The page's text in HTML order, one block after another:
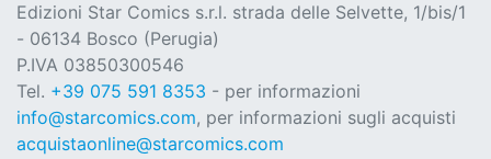
Edizioni Star Comics s.r.l. strada delle Selvette, 1/bis/1
- 06134 Bosco (Perugia)
P.IVA 03850300546
Tel. +39 075 591 8353 - per informazioni
info@starcomics.com, per informazioni sugli acquisti
acquistaonline@starcomics.com